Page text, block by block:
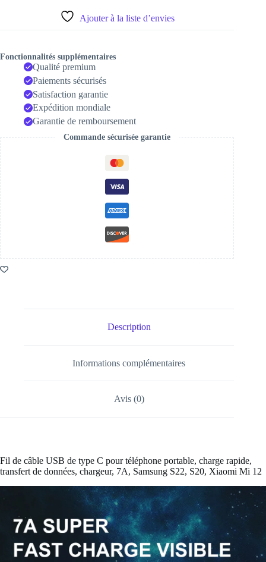
charge
Ajouter à la liste d’envies
Fonctionnalités supplémentaires
Qualité premium
Paiements sécurisés
Satisfaction garantie
Expédition mondiale
Garantie de remboursement
Commande sécurisée garantie
Description
Informations complémentaires
Avis (0)
Fil de câble USB de type C pour téléphone portable, charge rapide,
transfert de données, chargeur, 7A, Samsung S22, S20, Xiaomi Mi 12